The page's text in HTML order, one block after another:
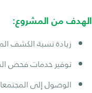
الهدف من المشروع:
زيادة نسبة الكشف
توفير خدمات فحص
الوصول إلى